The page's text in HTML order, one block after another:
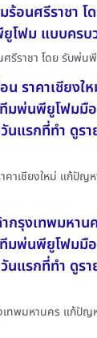
ร้อนศรีราชา
โฟม แบบครบ
รีราชา โดย รับพ่
น ราคาเชียง
มพ่นพียูโฟมมื
นแรกที่ทำ ดูร
าเชียงใหม่ แก้ปัญ
กรุงเทพมหา
มพ่นพียูโฟมมื
นแรกที่ทำ ดูร
ทพมหานคร แก้ปัญ